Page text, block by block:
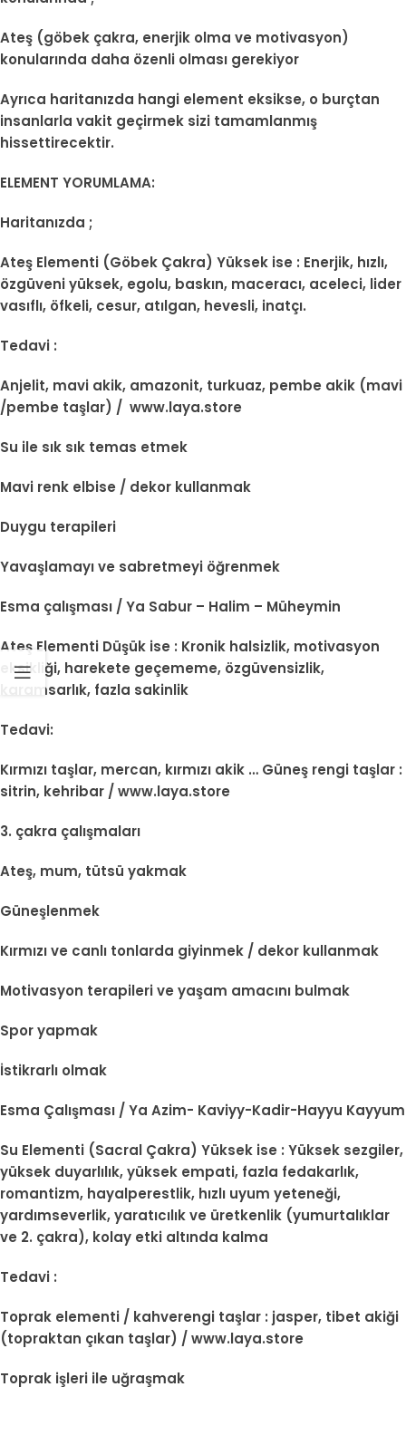
Ateş (göbek çakra, enerjik olma ve motivasyon)
konularında daha özenli olması gerekiyor
Ayrıca haritanızda hangi element eksikse, o burçtan
insanlarla vakit geçirmek sizi tamamlanmış
hissettirecektir.
ELEMENT YORUMLAMA:
Haritanızda ;
Ateş Elementi (Göbek Çakra) Yüksek ise : Enerjik, hızlı,
özgüveni yüksek, egolu, baskın, maceracı, aceleci, lider
vasıflı, öfkeli, cesur, atılgan, hevesli, inatçı.
Tedavi :
Anjelit, mavi akik, amazonit, turkuaz, pembe akik (mavi
/pembe taşlar) / www.laya.store
Su ile sık sık temas etmek
Mavi renk elbise / dekor kullanmak
Duygu terapileri
Yavaşlamayı ve sabretmeyi öğrenmek
Esma çalışması / Ya Sabur – Halim – Müheymin
Ateş Elementi Düşük ise : Kronik halsizlik, motivasyon
eksikliği, harekete geçememe, özgüvensizlik,
karamsarlık, fazla sakinlik
Tedavi:
Kırmızı taşlar, mercan, kırmızı akik … Güneş rengi taşlar :
sitrin, kehribar / www.laya.store
3. çakra çalışmaları
Ateş, mum, tütsü yakmak
Güneşlenmek
Kırmızı ve canlı tonlarda giyinmek / dekor kullanmak
Motivasyon terapileri ve yaşam amacını bulmak
Spor yapmak
İstikrarlı olmak
Esma Çalışması / Ya Azim- Kaviyy-Kadir-Hayyu Kayyum
Su Elementi (Sacral Çakra) Yüksek ise : Yüksek sezgiler,
yüksek duyarlılık, yüksek empati, fazla fedakarlık,
romantizm, hayalperestlik, hızlı uyum yeteneği,
yardımseverlik, yaratıcılık ve üretkenlik (yumurtalıklar
ve 2. çakra), kolay etki altında kalma
Tedavi :
Toprak elementi / kahverengi taşlar : jasper, tibet akiği
(topraktan çıkan taşlar) / www.laya.store
Toprak işleri ile uğraşmak